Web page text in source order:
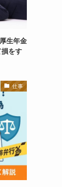
生年金
をす
仕事